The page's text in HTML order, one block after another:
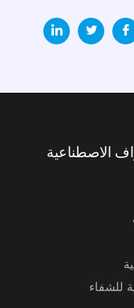
الاصطناعية
للشفاء